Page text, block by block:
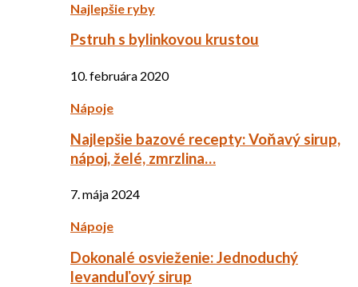
Najlepšie ryby
Pstruh s bylinkovou krustou
10. februára 2020
Nápoje
Najlepšie bazové recepty: Voňavý sirup,
nápoj, želé, zmrzlina…
7. mája 2024
Nápoje
Dokonalé osvieženie: Jednoduchý
levanduľový sirup